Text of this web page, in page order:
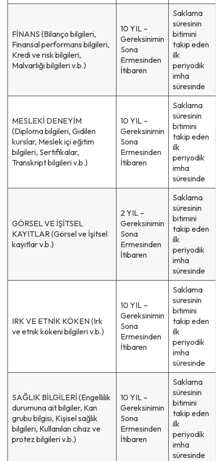
FİNANS (Bilanço bilgileri,
Finansal performans bilgileri,
Kredi ve risk bilgileri,
Malvarlığı bilgileri v.b.)
10 YIL –
Gereksinimin
Sona
Ermesinden
İtibaren
Saklama
süresinin
bitimini
takip eden
ilk
periyodik
imha
süresinde
MESLEKİ DENEYİM
(Diploma bilgileri, Gidilen
kurslar, Meslek içi eğitim
bilgileri, Sertifikalar,
Transkript bilgileri v.b.)
10 YIL –
Gereksinimin
Sona
Ermesinden
İtibaren
Saklama
süresinin
bitimini
takip eden
ilk
periyodik
imha
süresinde
GÖRSEL VE İŞİTSEL
KAYITLAR (Görsel ve İşitsel
kayıtlar v.b.)
2 YIL –
Gereksinimin
Sona
Ermesinden
İtibaren
Saklama
süresinin
bitimini
takip eden
ilk
periyodik
imha
süresinde
IRK VE ETNİK KÖKEN (Irk
ve etnik kökeni bilgileri v.b.)
10 YIL –
Gereksinimin
Sona
Ermesinden
İtibaren
Saklama
süresinin
bitimini
takip eden
ilk
periyodik
imha
süresinde
SAĞLIK BİLGİLERİ (Engellilik
durumuna ait bilgiler, Kan
grubu bilgisi, Kişisel sağlık
bilgileri, Kullanılan cihaz ve
protez bilgileri v.b.)
10 YIL –
Gereksinimin
Sona
Ermesinden
İtibaren
Saklama
süresinin
bitimini
takip eden
ilk
periyodik
imha
süresinde